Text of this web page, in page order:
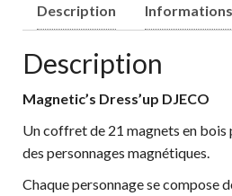
Description
Description
Magnetic’s Dress’up DJECO
Un coffret de 21 magnets en bois
des personnages magnétiques.
Chaque personnage se compose